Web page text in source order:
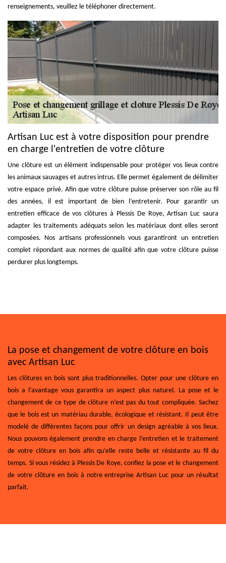
renseignements, veuillez le téléphoner directement.
Artisan Luc est à votre disposition pour prendre
en charge l'entretien de votre clôture
Une clôture est un élément indispensable pour protéger vos lieux contre
les animaux sauvages et autres intrus. Elle permet également de délimiter
votre espace privé. Afin que votre clôture puisse préserver son rôle au fil
des années, il est important de bien l’entretenir. Pour garantir un
entretien efficace de vos clôtures à Plessis De Roye, Artisan Luc saura
adapter les traitements adéquats selon les matériaux dont elles seront
composées. Nos artisans professionnels vous garantiront un entretien
complet répondant aux normes de qualité afin que votre clôture puisse
perdurer plus longtemps.
La pose et changement de votre clôture en bois
avec Artisan Luc
Les clôtures en bois sont plus traditionnelles. Opter pour une clôture en
bois a l’avantage vous garantira un aspect plus naturel. La pose et le
changement de ce type de clôture n’est pas du tout compliquée. Sachez
que le bois est un matériau durable, écologique et résistant. Il peut être
modelé de différentes façons pour offrir un design agréable à vos lieux.
Nous pouvons également prendre en charge l’entretien et le traitement
de votre clôture en bois afin qu’elle reste belle et résistante au fil du
temps. Si vous résidez à Plessis De Roye, confiez la pose et le changement
de votre clôture en bois à notre entreprise Artisan Luc pour un résultat
parfait.